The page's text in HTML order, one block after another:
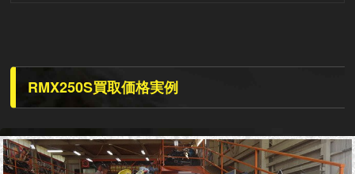
RMX250S買取価格実例